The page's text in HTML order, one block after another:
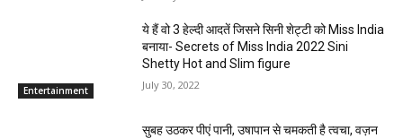
Entertainment
ये हैं वो 3 हेल्दी आदतें जिसने सिनी शेट्टी को Miss India
बनाया- Secrets of Miss India 2022 Sini
Shetty Hot and Slim figure
July 30, 2022
सुबह उठकर पीएं पानी, उषापान से चमकती है त्वचा, वज़न